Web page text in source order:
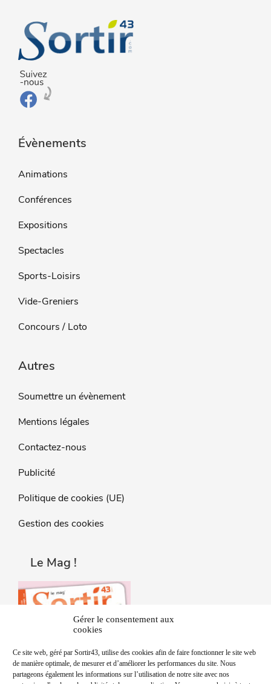
Gérer le consentement aux
cookies
Ce site web, géré par Sortir43, utilise des cookies afin de faire fonctionner le site web
de manière optimale, de mesurer et d’améliorer les performances du site. Nous
partageons également les informations sur l’utilisation de notre site avec nos
Évènements
Animations
Conférences
Expositions
Spectacles
Sports-Loisirs
Vide-Greniers
Concours / Loto
Autres
Soumettre un évènement
Mentions légales
Contactez-nous
Publicité
Politique de cookies (UE)
Gestion des cookies
Le Mag !